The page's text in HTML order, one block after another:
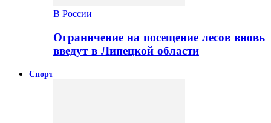
В России
Ограничение на посещение лесов вновь
введут в Липецкой области
Спорт